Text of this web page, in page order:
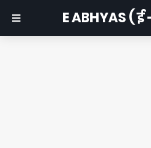
E ABHYAS (